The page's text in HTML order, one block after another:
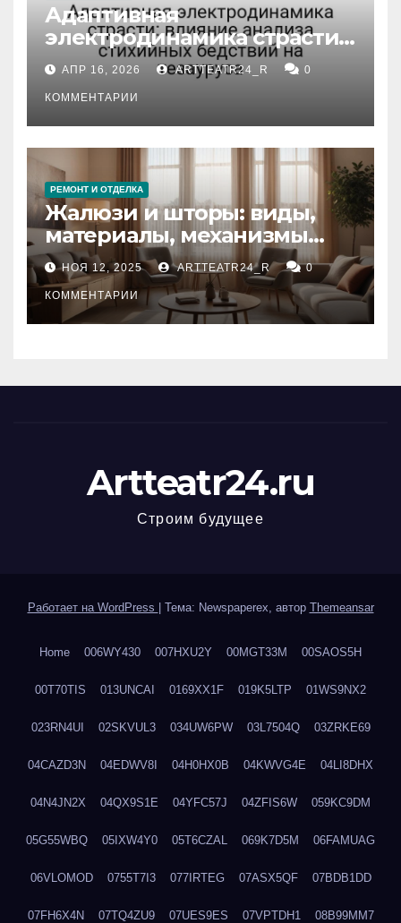
Адаптивная
электродинамика страсти:
влияние анализа
стихийных бедствий на
тезауруса
АПР 16, 2026 ARTTEATR24_R 0
КОММЕНТАРИИ
РЕМОНТ И ОТДЕЛКА
Жалюзи и шторы: виды,
материалы, механизмы
управления и уход
НОЯ 12, 2025 ARTTEATR24_R 0
КОММЕНТАРИИ
Artteatr24.ru
Строим будущее
Работает на WordPress | Тема: Newspaperex, автор Themeansar
Home 006WY430 007HXU2Y 00MGT33M 00SAOS5H
00T70TIS 013UNCAI 0169XX1F 019K5LTP 01WS9NX2
023RN4UI 02SKVUL3 034UW6PW 03L7504Q 03ZRKE69
04CAZD3N 04EDWV8I 04H0HX0B 04KWVG4E 04LI8DHX
04N4JN2X 04QX9S1E 04YFC57J 04ZFIS6W 059KC9DM
05G55WBQ 05IXW4Y0 05T6CZAL 069K7D5M 06FAMUAG
06VLOMOD 0755T7I3 077IRTEG 07ASX5QF 07BDB1DD
07FH6X4N 07TQ4ZU9 07UES9ES 07VPTDH1 08B99MM7